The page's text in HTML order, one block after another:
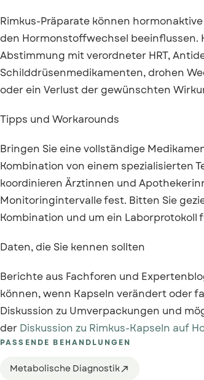
Rimkus-Präparate können
den Hormonstoffwechsel beeinflussen.
Abstimmung mit verordneter HRT,
Schilddrüsenmedikamenten, drohen
oder ein Verlust der gewünschten
Tipps und Workarounds
Bringen Sie eine vollständige
Kombination von einem spezialisierten
koordinieren Ärztinnen und
Monitoringintervalle fest. Bitten Sie
Kombination und um ein Laborprotokoll
Daten, die Sie kennen sollten
Berichte aus Fachforen und
können, wenn Kapseln verändert oder
Diskussion zu Umverpackungen und
der Diskussion zu Rimkus-Kapseln auf
PASSENDE BEHANDLUNGEN
Metabolische Diagnostik